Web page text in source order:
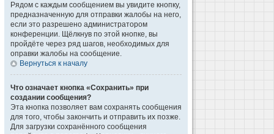
Рядом с каждым сообщением вы увидите кнопку,
предназначенную для отправки жалобы на него,
если это разрешено администратором
конференции. Щёлкнув по этой кнопке, вы
пройдёте через ряд шагов, необходимых для
оправки жалобы на сообщение.
Вернуться к началу
Что означает кнопка «Сохранить» при
создании сообщения?
Эта кнопка позволяет вам сохранять сообщения
для того, чтобы закончить и отправить их позже.
Для загрузки сохранённого сообщения